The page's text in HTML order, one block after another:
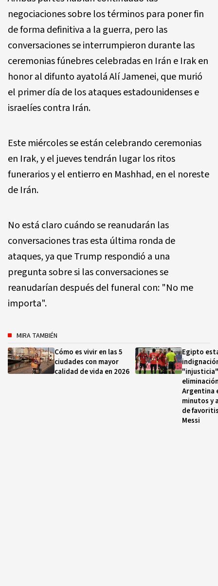
negociaciones sobre los términos para poner fin
de forma definitiva a la guerra, pero las
conversaciones se interrumpieron durante las
ceremonias fúnebres celebradas en Irán e Irak en
honor al difunto ayatolá Alí Jamenei, que murió
el primer día de los ataques estadounidenses e
israelíes contra Irán.
Este miércoles se están celebrando ceremonias
en Irak, y el jueves tendrán lugar los ritos
funerarios y el entierro en Mashhad, en el noreste
de Irán.
No está claro cuándo se reanudarán las
conversaciones tras esta última ronda de
ataques, ya que Trump respondió a una
pregunta sobre si las conversaciones se
reanudarían después del funeral con: "No me
importa".
MIRA TAMBIÉN
Cómo es vivir en las 5
ciudades con mayor
calidad de vida en 2026
Egipto
Argentina
minutos y
de
Messi